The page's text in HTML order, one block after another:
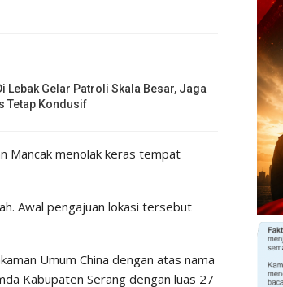
Lebak Gelar Patroli Skala Besar, Jaga
Tetap Kondusif
Mancak menolak keras tempat
Awal pengajuan lokasi tersebut
Umum China dengan atas nama
Kabupaten Serang dengan luas 27